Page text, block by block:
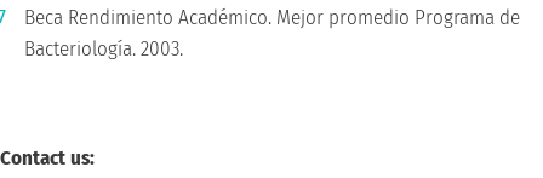
Beca Rendimiento Académico. Mejor promedio Programa de
Bacteriología. 2003.
Contact us: